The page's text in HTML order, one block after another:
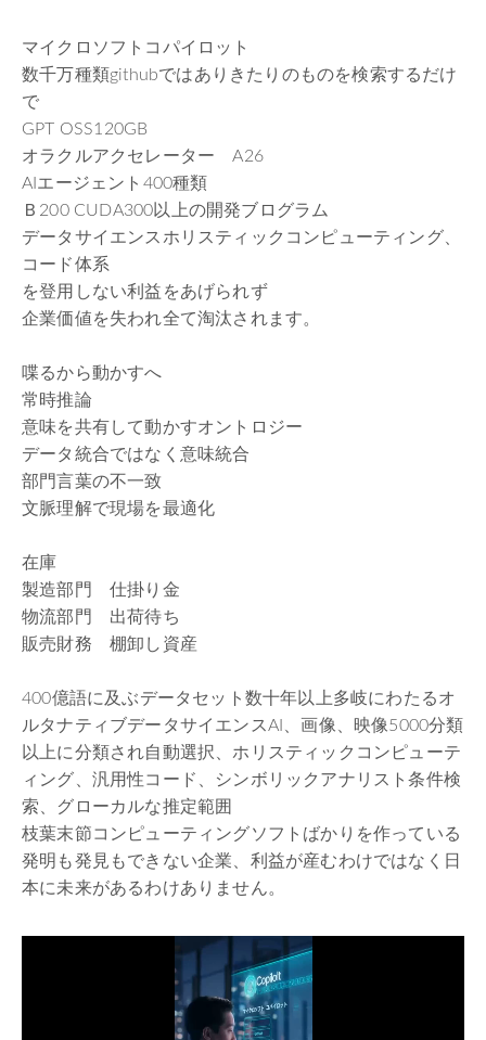
マイクロソフトコパイロット
数千万種類githubではありきたりのものを検索するだけ
で
GPT OSS120GB
オラクルアクセレーター A26
AIエージェント400種類
Ｂ200 CUDA300以上の開発ブログラム
データサイエンスホリスティックコンピューティング、
コード体系
を登用しない利益をあげられず
企業価値を失われ全て淘汰されます。
喋るから動かすへ
常時推論
意味を共有して動かすオントロジー
データ統合ではなく意味統合
部門言葉の不一致
文脈理解で現場を最適化
在庫
製造部門 仕掛り金
物流部門 出荷待ち
販売財務 棚卸し資産
400億語に及ぶデータセット数十年以上多岐にわたるオ
ルタナティブデータサイエンスAI、画像、映像5000分類
以上に分類され自動選択、ホリスティックコンピューテ
ィング、汎用性コード、シンボリックアナリスト条件検
索、グローカルな推定範囲
枝葉末節コンピューティングソフトばかりを作っている
発明も発見もできない企業、利益が産むわけではなく日
本に未来があるわけありません。